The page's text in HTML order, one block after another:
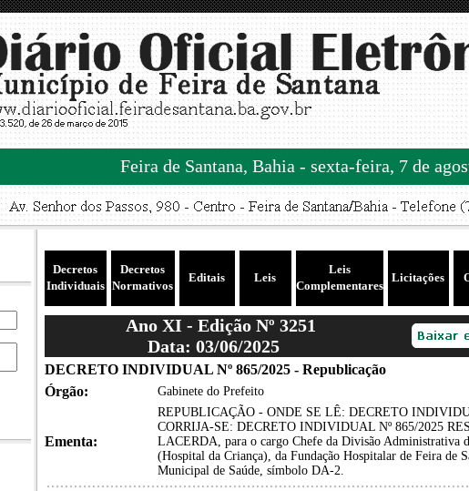
Feira de Santana, Bahia - sexta-feira, 7 de
Decretos
Individuais
Decretos
Normativos
Editais Leis
Leis
Complementares
Licitações
Ano XI - Edição Nº 3251
Data: 03/06/2025
DECRETO INDIVIDUAL Nº 865/2025 - Republicação
Órgão:
Gabinete do Prefeito
Ementa:
REPUBLICAÇÃO - ONDE SE LÊ: DECRETO
CORRIJA-SE: DECRETO INDIVIDUAL Nº 865/2025
LACERDA, para o cargo Chefe da Divisão Administrativa
(Hospital da Criança), da Fundação Hospitalar de Feira de
Municipal de Saúde, símbolo DA-2.